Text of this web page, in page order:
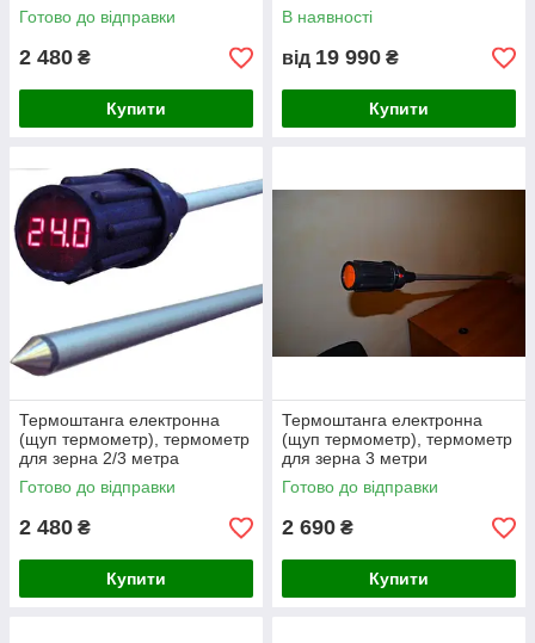
Готово до відправки
2 480 ₴
Купити
В наявності
від 19 990 ₴
Купити
Термоштанга електронна
(щуп термометр), термометр
для зерна 2/3 метра
Готово до відправки
2 480 ₴
Купити
Термоштанга електронна
(щуп термометр), термометр
для зерна 3 метри
Готово до відправки
2 690 ₴
Купити